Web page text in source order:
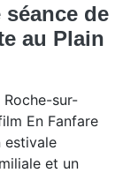
de
au Plain
Roche-sur-
En Fanfare
estivale
et un